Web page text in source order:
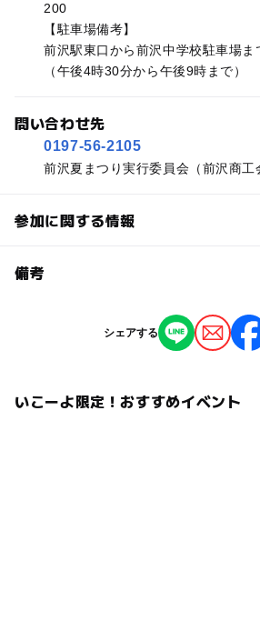
200
【駐車場備考】
前沢駅東口から前沢中学校駐車場
（午後4時30分から午後9時まで）
問い合わせ先
0197-56-2105
前沢夏まつり実行委員会（前沢商工
参加に関する情報
予約/応募
備考
※掲載の情報は天候や主催者側の都
ることがあります。
シェアする
いこーよ限定！おすすめイベント